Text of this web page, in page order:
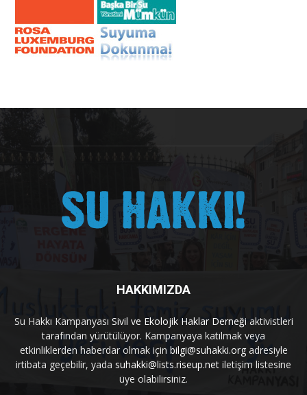
HAKKIMIZDA
Su Hakkı Kampanyası Sivil ve Ekolojik Haklar Derneği aktivistleri
tarafından yürütülüyor. Kampanyaya katılmak veya
etkinliklerden haberdar olmak için bilgi@suhakki.orgadresiyle
irtibata geçebilir, yada suhakki@lists.riseup.net iletişim listesine
üye olabilirsiniz.